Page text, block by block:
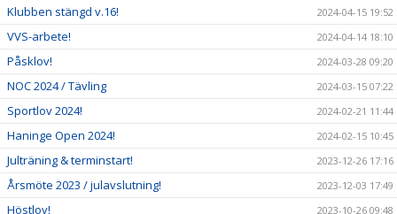
Klubben stängd v.16! 2024-04-15 19:52
VVS-arbete! 2024-04-14 18:10
Påsklov! 2024-03-28 09:20
NOC 2024 / Tävling 2024-03-15 07:22
Sportlov 2024! 2024-02-21 11:44
Haninge Open 2024! 2024-02-15 10:45
Julträning & terminstart! 2023-12-26 17:16
Årsmöte 2023 / julavslutning! 2023-12-03 17:49
Höstlov! 2023-10-26 09:48